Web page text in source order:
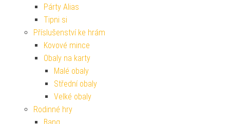
Párty Alias
Tipni si
Příslušenství ke hrám
Kovové mince
Obaly na karty
Malé obaly
Střední obaly
Velké obaly
Rodinné hry